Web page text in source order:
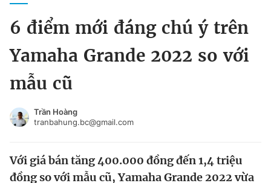
Chuyên mục khác
Video Magazine
Đổi mật khẩu
Tin đã lưu
Tin đã xem
Đăng xuất
6 điểm mới đáng chú ý trên
Yamaha Grande 2022 so với
mẫu cũ
Trần Hoàng
tranbahung.bc@gmail.com
Với giá bán tăng 400.000 đồng đến 1,4 triệu
đồng so với mẫu cũ, Yamaha Grande 2022 vừa